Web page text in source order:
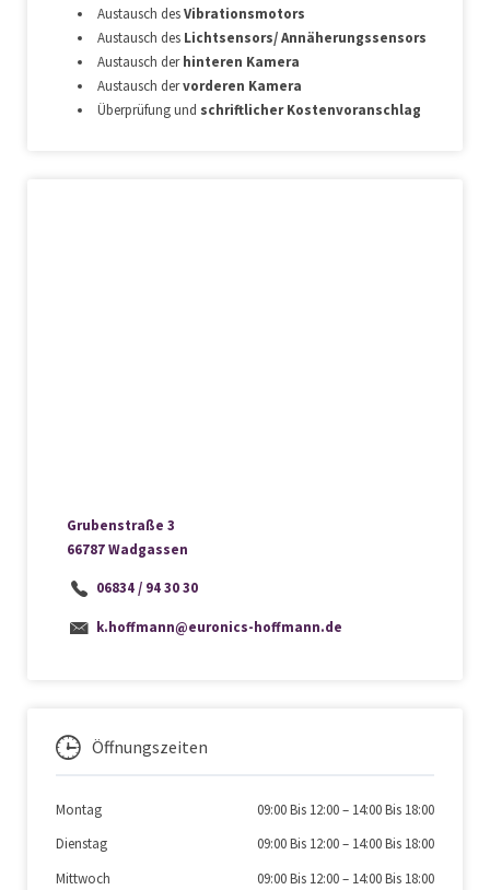
Austausch desVibrationsmotors
Austausch des Lichtsensors/ Annäherungssensors
Austausch derhinteren Kamera
Austausch dervorderen Kamera
Überprüfung und schriftlicher Kostenvoranschlag
Grubenstraße 3
66787 Wadgassen
06834 / 94 30 30
k.hoffmann@euronics-hoffmann.de
Öffnungszeiten
Montag 09:00 Bis 12:00– 14:00 Bis 18:00
Dienstag
09:00 Bis 12:00– 14:00 Bis 18:00
Mittwoch
09:00 Bis 12:00– 14:00 Bis 18:00